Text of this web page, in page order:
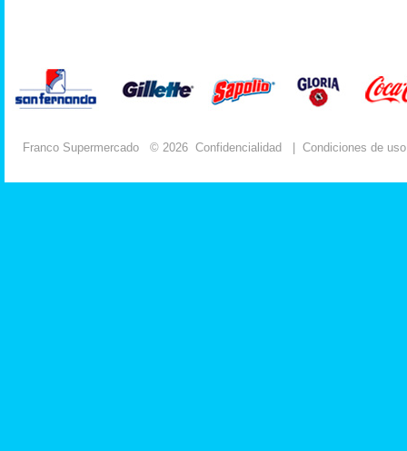
Franco Supermercado © 2026 Confidencialidad Condiciones de uso